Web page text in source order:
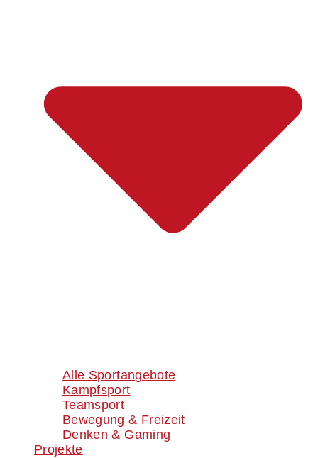
Alle Sportangebote
Kampfsport
Teamsport
Bewegung & Freizeit
Denken & Gaming
Projekte